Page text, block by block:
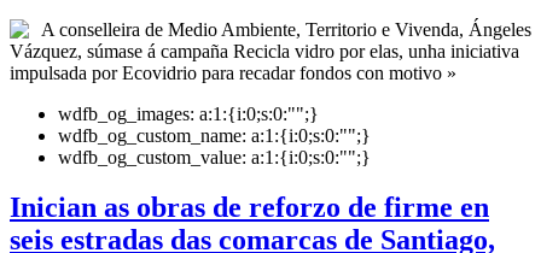
A conselleira de Medio Ambiente, Territorio e Vivenda, Ángeles
Vázquez, súmase á campaña Recicla vidro por elas, unha iniciativa
impulsada por Ecovidrio para recadar fondos con motivo »
wdfb_og_images: a:1:{i:0;s:0:"";}
wdfb_og_custom_name: a:1:{i:0;s:0:"";}
wdfb_og_custom_value: a:1:{i:0;s:0:"";}
Inician as obras de reforzo de firme en
seis estradas das comarcas de Santiago,